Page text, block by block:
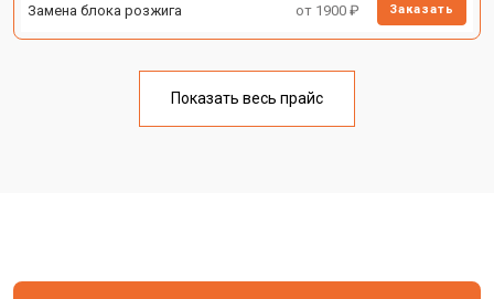
Замена блока розжига от 1900 ₽ Заказать
Показать весь прайс